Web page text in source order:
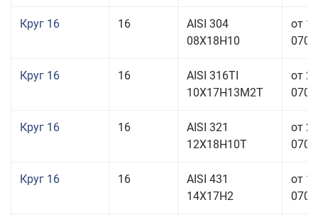
Круг 16 16
AISI 304
08Х18Н10
от
Круг 16 16
AISI 316TI
10Х17Н13М2Т
от
Круг 16 16
AISI 321
12Х18Н10Т
от
Круг 16 16
AISI 431
14Х17Н2
от